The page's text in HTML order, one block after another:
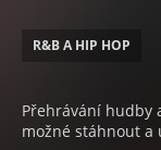
R&B A HIP HOP
Přehrávání hudby
možné stáhnout a